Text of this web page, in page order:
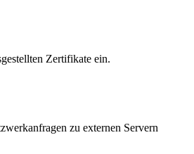
Zertifikate ein.
zu externen Servern